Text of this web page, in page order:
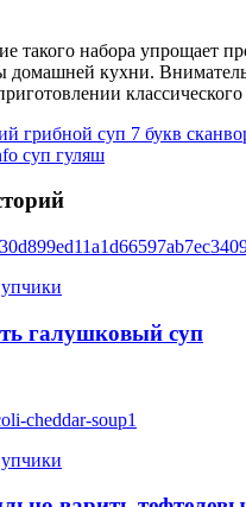
такого набора упрощает
домашней кухни.
грибной суп 7 букв
суп гуляш
галушковый суп